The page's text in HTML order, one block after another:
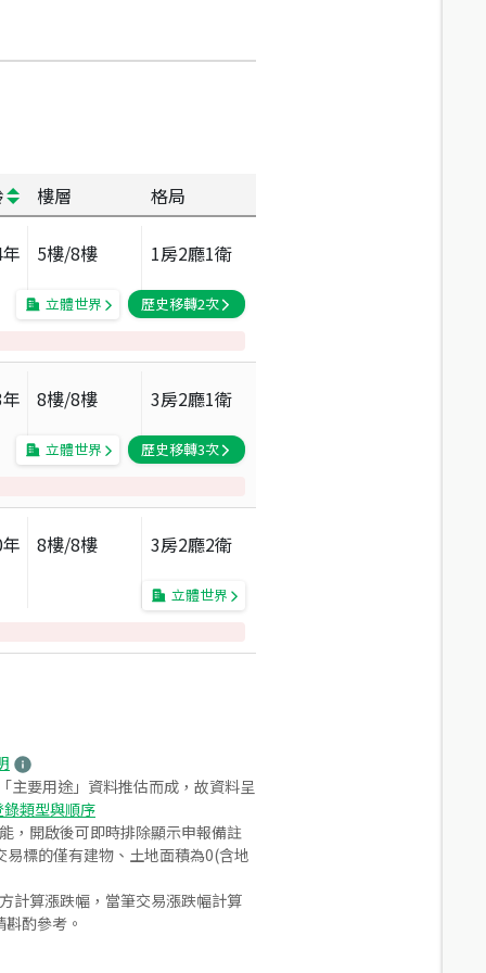
樓層 格局
年 5樓/8樓 1房2廳1衛
立體世界 歷史移轉2次
年 8樓/8樓 3房2廳1衛
立體世界 歷史移轉3次
年 8樓/8樓 3房2廳2衛
立體世界
主要用途」資料推估而成，故資料呈
類型與順序
，開啟後可即時排除顯示申報備註
標的僅有建物、土地面積為0(含地
計算漲跌幅，當筆交易漲跌幅計算
酌參考。